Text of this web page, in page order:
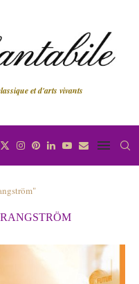
et d'arts vivants